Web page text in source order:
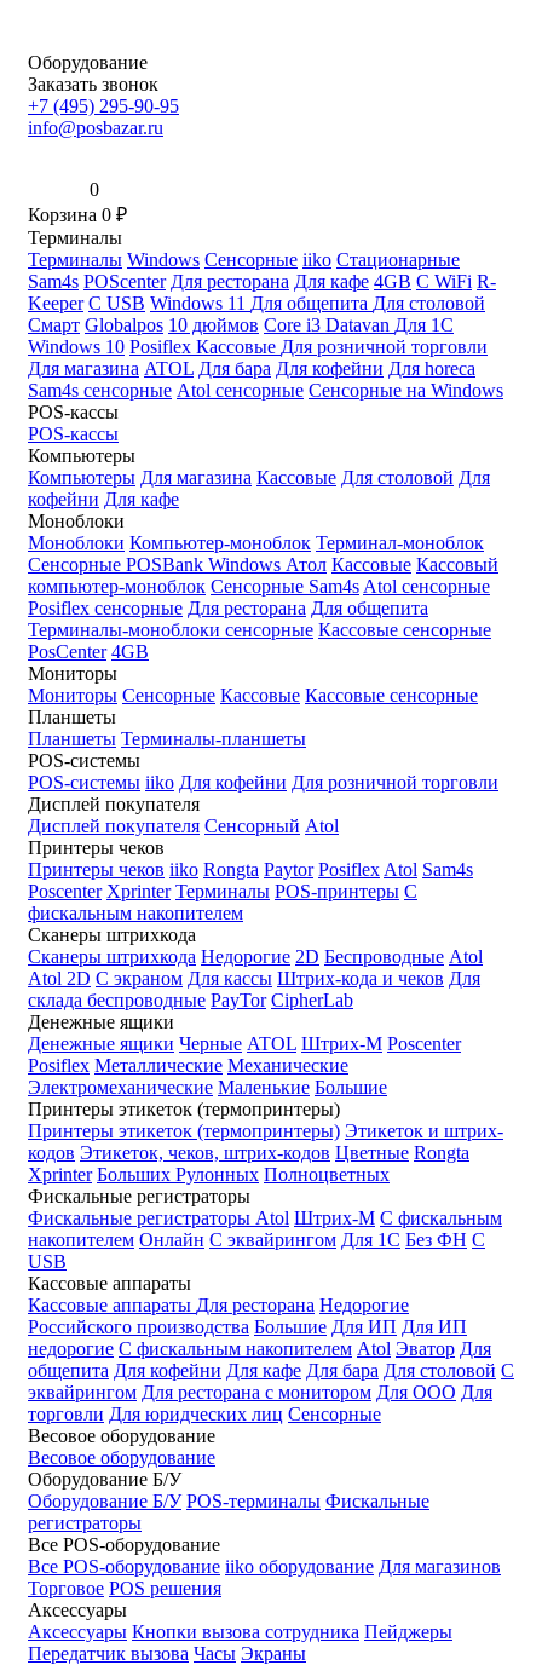
Оборудование
Заказать звонок
+7 (495) 295-90-95
info@posbazar.ru
0
Корзина 0 ₽
Терминалы
Терминалы Windows Сенсорные iiko Стационарные
Sam4s POScenter Для ресторана Для кафе 4GB С WiFi R-
Keeper С USB Windows 11 Для общепита Для столовой
Смарт Globalpos 10 дюймов Core i3 Datavan Для 1С
Windows 10 Posiflex Кассовые Для розничной торговли
Для магазина ATOL Для бара Для кофейни Для horeca
Sam4s сенсорные Atol сенсорные Сенсорные на Windows
POS-кассы
POS-кассы
Компьютеры
Компьютеры Для магазина Кассовые Для столовой Для
кофейни Для кафе
Моноблоки
Моноблоки Компьютер-моноблок Терминал-моноблок
Сенсорные POSBank Windows Атол Кассовые Кассовый
компьютер-моноблок Сенсорные Sam4s Atol сенсорные
Posiflex сенсорные Для ресторана Для общепита
Терминалы-моноблоки сенсорные Кассовые сенсорные
PosCenter 4GB
Мониторы
Мониторы Сенсорные Кассовые Кассовые сенсорные
Планшеты
Планшеты Терминалы-планшеты
POS-системы
POS-системы iiko Для кофейни Для розничной торговли
Дисплей покупателя
Дисплей покупателя Сенсорный Atol
Принтеры чеков
Принтеры чеков iiko Rongta Paytor Posiflex Atol Sam4s
Poscenter Xprinter Терминалы POS-принтеры С
фискальным накопителем
Сканеры штрихкода
Сканеры штрихкода Недорогие 2D Беспроводные Atol
Atol 2D С экраном Для кассы Штрих-кода и чеков Для
склада беспроводные PayTor CipherLab
Денежные ящики
Денежные ящики Черные ATOL Штрих-М Poscenter
Posiflex Металлические Механические
Электромеханические Маленькие Большие
Принтеры этикеток (термопринтеры)
Принтеры этикеток (термопринтеры) Этикеток и штрих-
кодов Этикеток, чеков, штрих-кодов Цветные Rongta
Xprinter Больших Рулонных Полноцветных
Фискальные регистраторы
Фискальные регистраторы Atol Штрих-М С фискальным
накопителем Онлайн С эквайрингом Для 1С Без ФН С
USB
Кассовые аппараты
Кассовые аппараты Для ресторана Недорогие
Российского производства Большие Для ИП Для ИП
недорогие С фискальным накопителем Atol Эватор Для
общепита Для кофейни Для кафе Для бара Для столовой С
эквайрингом Для ресторана с монитором Для ООО Для
торговли Для юридческих лиц Сенсорные
Весовое оборудование
Весовое оборудование
Оборудование Б/У
Оборудование Б/У POS-терминалы Фискальные
регистраторы
Все POS-оборудование
Все POS-оборудование iiko оборудование Для магазинов
Торговое POS решения
Аксессуары
Аксессуары Кнопки вызова сотрудника Пейджеры
Передатчик вызова Часы Экраны